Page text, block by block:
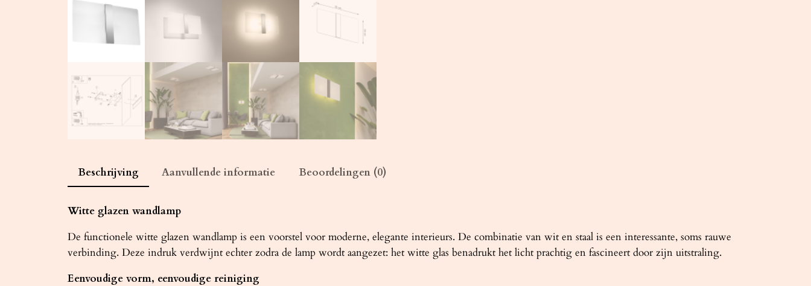
n
t
l
Beschrijving Aanvullende informatie Beoordelingen (0)
Witte glazen wandlamp
De functionele witte glazen wandlamp is een voorstel voor moderne, elegante interieurs. De combinatie van wit en staal is een interessante, soms rauwe
verbinding. Deze indruk verdwijnt echter zodra de lamp wordt aangezet: het witte glas benadrukt het licht prachtig en fascineert door zijn uitstraling.
Eenvoudige vorm, eenvoudige reiniging